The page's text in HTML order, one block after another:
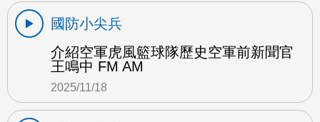
國防小尖兵
介紹空軍虎風籃球隊歷史空軍前新聞官
王鳴中 FM AM
2025/11/18